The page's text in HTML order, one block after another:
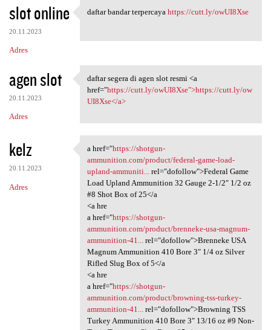
slot online
20.11.2023
Adres
daftar bandar terpercaya
daftar bandar terpercaya https://cutt.ly/owUI8Xse
agen slot
20.11.2023
Adres
daftar segera di agen slot
daftar segera di agen slot resmi <a
href="https://cutt.ly/owUI8Xse">https://cutt.ly/ow
UI8Xse</a>
kelz
20.11.2023
Adres
a href="https://shotgun
a href="https://shotgun-
ammunition.com/product/federal-game-load-
upland-ammuniti...rel="dofollow">Federal Game
Load Upland Ammunition 32 Gauge 2-1/2″ 1/2 oz
#8 Shot Box of 25</a
<a hre
a href="https://shotgun-
ammunition.com/product/brenneke-usa-magnum-
ammunition-41...rel="dofollow">Brenneke USA
Magnum Ammunition 410 Bore 3″ 1/4 oz Silver
Rifled Slug Box of 5</a
<a hre
a href="https://shotgun-
ammunition.com/product/browning-tss-turkey-
ammunition-41...rel="dofollow">Browning TSS
Turkey Ammunition 410 Bore 3″ 13/16 oz #9 Non-